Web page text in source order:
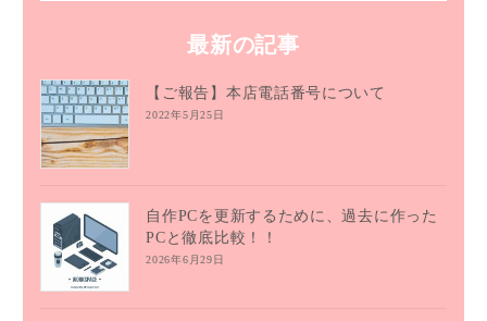
最新の記事
【ご報告】本店電話番号について
2022年5月25日
自作PCを更新するために、過去に作った
PCと徹底比較！！
2026年6月29日